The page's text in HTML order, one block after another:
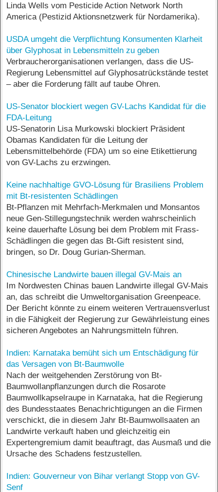
Linda Wells vom Pesticide Action Network North
America (Pestizid Aktionsnetzwerk für Nordamerika).
USDA umgeht die Verpflichtung Konsumenten Klarheit
über Glyphosat in Lebensmitteln zu geben
Verbraucherorganisationen verlangen, dass die US-
Regierung Lebensmittel auf Glyphosatrückstände testet
– aber die Forderung fällt auf taube Ohren.
US-Senator blockiert wegen GV-Lachs Kandidat für die
FDA-Leitung
US-Senatorin Lisa Murkowski blockiert Präsident
Obamas Kandidaten für die Leitung der
Lebensmittelbehörde (FDA) um so eine Etikettierung
von GV-Lachs zu erzwingen.
Keine nachhaltige GVO-Lösung für Brasiliens Problem
mit Bt-resistenten Schädlingen
Bt-Pflanzen mit Mehrfach-Merkmalen und Monsantos
neue Gen-Stillegungstechnik werden wahrscheinlich
keine dauerhafte Lösung bei dem Problem mit Frass-
Schädlingen die gegen das Bt-Gift resistent sind,
bringen, so Dr. Doug Gurian-Sherman.
Chinesische Landwirte bauen illegal GV-Mais an
Im Nordwesten Chinas bauen Landwirte illegal GV-Mais
an, das schreibt die Umweltorganisation Greenpeace.
Der Bericht könnte zu einem weiteren Vertrauensverlust
in die Fähigkeit der Regierung zur Gewährleistung eines
sicheren Angebotes an Nahrungsmitteln führen.
Indien: Karnataka bemüht sich um Entschädigung für
das Versagen von Bt-Baumwolle
Nach der weitgehenden Zerstörung von Bt-
Baumwollanpflanzungen durch die Rosarote
Baumwollkapselraupe in Karnataka, hat die Regierung
des Bundesstaates Benachrichtigungen an die Firmen
verschickt, die in diesem Jahr Bt-Baumwollsaaten an
Landwirte verkauft haben und gleichzeitig ein
Expertengremium damit beauftragt, das Ausmaß und die
Ursache des Schadens festzustellen.
Indien: Gouverneur von Bihar verlangt Stopp von GV-
Senf